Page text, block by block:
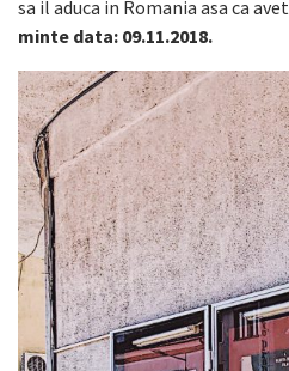
sa il aduca in Romania asa ca
minte data: 09.11.2018.